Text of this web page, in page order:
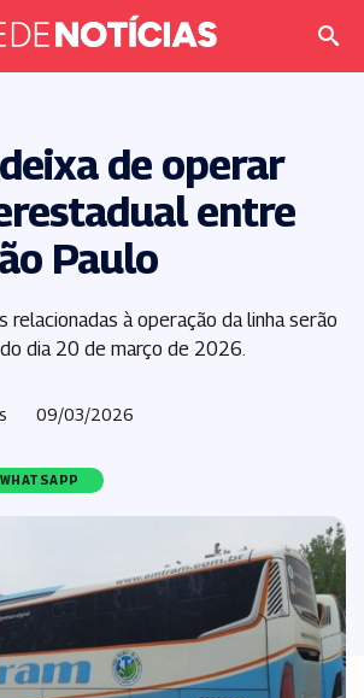
de operar
entre
Paulo
relacionadas à operação da linha serão
dia 20 de março de 2026.
09/03/2026